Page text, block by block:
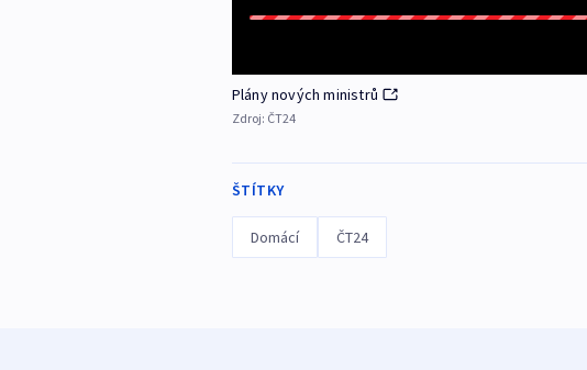
Plány nových ministrů
Zdroj: ČT24
ŠTÍTKY
Domácí ČT24